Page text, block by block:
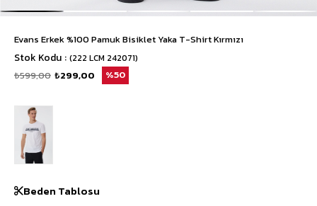
Evans Erkek %100 Pamuk Bisiklet Yaka T-Shirt Kırmızı
Stok Kodu (222 LCM 242071)
₺599,00 ₺299,00 50
Beden Tablosu